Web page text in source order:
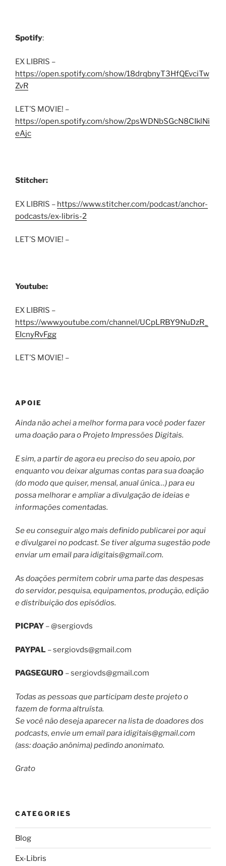
Spotify:
EX LIBRIS –
https://open.spotify.com/show/18drqbnyT3HfQEvciTw
ZvR
LET’S MOVIE! –
https://open.spotify.com/show/2psWDNbSGcN8CIklNi
eAjc
Stitcher:
EX LIBRIS – https://www.stitcher.com/podcast/anchor-
podcasts/ex-libris-2
LET’S MOVIE! –
Youtube:
EX LIBRIS –
https://www.youtube.com/channel/UCpLRBY9NuDzR_
EIcnyRvFgg
LET’S MOVIE! –
APOIE
Ainda não achei a melhor forma para você poder fazer
uma doação para o Projeto Impressões Digitais.
E sim, a partir de agora eu preciso do seu apoio, por
enquanto vou deixar algumas contas para sua doação
(do modo que quiser, mensal, anual única…) para eu
possa melhorar e ampliar a divulgação de ideias e
informações comentadas.
Se eu conseguir algo mais definido publicarei por aqui
e divulgarei no podcast. Se tiver alguma sugestão pode
enviar um email paraidigitais@gmail.com.
As doações permitem cobrir uma parte das despesas
do servidor, pesquisa, equipamentos, produção, edição
e distribuição dos episódios.
PICPAY – @sergiovds
PAYPAL –sergiovds@gmail.com
PAGSEGURO –sergiovds@gmail.com
Todas as pessoas que participam deste projeto o
fazem de forma altruísta.
Se você não deseja aparecer na lista de doadores dos
podcasts, envie um email paraidigitais@gmail.com
(ass: doação anônima) pedindo anonimato.
Grato
CATEGORIES
Blog
Ex-Libris